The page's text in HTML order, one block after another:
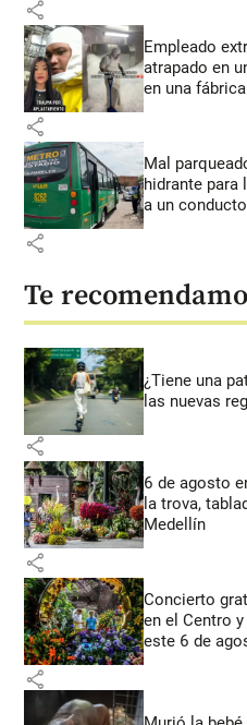
share
Empleado
atrapado en
en una
share
Mal
hidrante para
a un
share
Te
¿Tiene una
las nuevas
share
6 de agosto
la trova,
Medellín
share
Concierto
en el Centro
este 6 de
share